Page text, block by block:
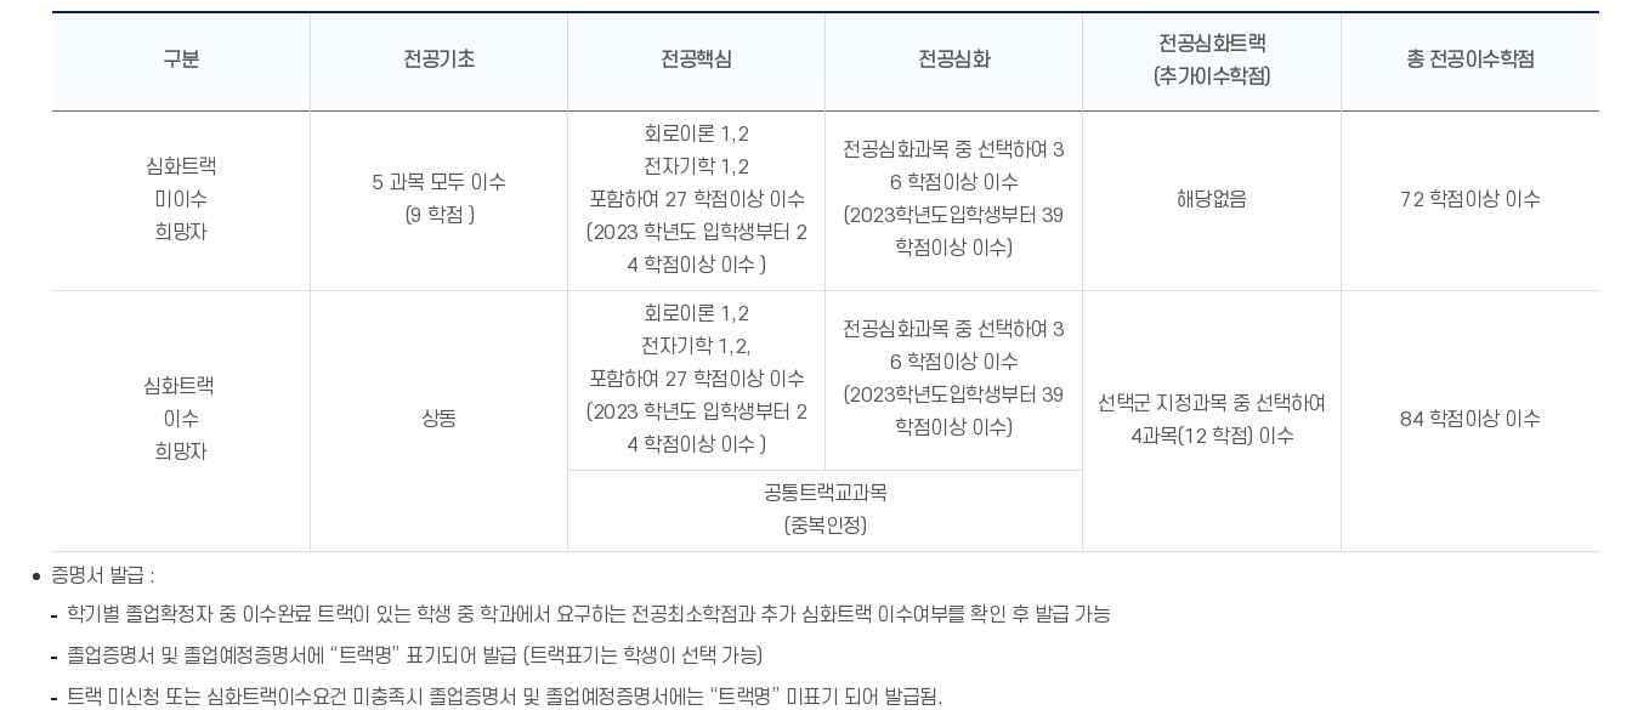
구분 전공기초 전공핵심 전공심화
전공심화트랙
(추가이수학점)
총 전공이수학점
심화트랙
미이수
희망자
5 과목 모두 이수
(9 학점 )
회로이론 1,2
전자기학 1,2
포함하여 27 학점이상 이수
(2023 학년도 입학생부터 2
4 학점이상 이수 )
전공심화과목 중 선택하여 3
6 학점이상 이수
(2023학년도입학생부터 39
학점이상 이수)
해당없음 72 학점이상 이수
심화트랙
이수
희망자
상동
회로이론 1,2
전자기학 1,2,
포함하여 27 학점이상 이수
(2023 학년도 입학생부터 2
4 학점이상 이수 )
전공심화과목 중 선택하여 3
6 학점이상 이수
(2023학년도입학생부터 39
학점이상 이수)
선택군 지정과목 중 선택하여
4과목(12 학점) 이수
84 학점이상 이수
공통트랙교과목
(중복인정)
증명서 발급 :
학기별 졸업확정자 중 이수완료 트랙이 있는 학생 중 학과에서 요구하는 전공최소학점과 추가 심화트랙 이수여부를 확인 후 발급 가능
졸업증명서 및 졸업예정증명서에 “트랙명” 표기되어 발급 (트랙표기는 학생이 선택 가능)
트랙 미신청 또는 심화트랙이수요건 미충족시 졸업증명서 및 졸업예정증명서에는 “트랙명” 미표기 되어 발급됨.